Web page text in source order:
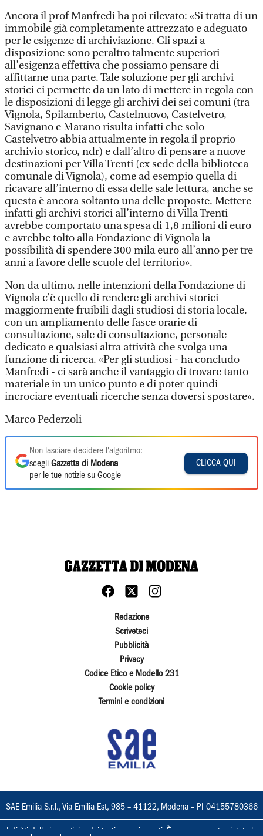
Ancora il prof Manfredi ha poi rilevato: «Si tratta di un
immobile già completamente attrezzato e adeguato
per le esigenze di archiviazione. Gli spazi a
disposizione sono peraltro talmente superiori
all’esigenza effettiva che possiamo pensare di
affittarne una parte. Tale soluzione per gli archivi
storici ci permette da un lato di mettere in regola con
le disposizioni di legge gli archivi dei sei comuni (tra
Vignola, Spilamberto, Castelnuovo, Castelvetro,
Savignano e Marano risulta infatti che solo
Castelvetro abbia attualmente in regola il proprio
archivio storico, ndr) e dall’altro di pensare a nuove
destinazioni per Villa Trenti (ex sede della biblioteca
comunale di Vignola), come ad esempio quella di
ricavare all’interno di essa delle sale lettura, anche se
questa è ancora soltanto una delle proposte. Mettere
infatti gli archivi storici all’interno di Villa Trenti
avrebbe comportato una spesa di 1,8 milioni di euro
e avrebbe tolto alla Fondazione di Vignola la
possibilità di spendere 300 mila euro all’anno per tre
anni a favore delle scuole del territorio».
Non da ultimo, nelle intenzioni della Fondazione di
Vignola c’è quello di rendere gli archivi storici
maggiormente fruibili dagli studiosi di storia locale,
con un ampliamento delle fasce orarie di
consultazione, sale di consultazione, personale
dedicato e qualsiasi altra attività che svolga una
funzione di ricerca. «Per gli studiosi - ha concludo
Manfredi - ci sarà anche il vantaggio di trovare tanto
materiale in un unico punto e di poter quindi
incrociare eventuali ricerche senza doversi spostare».
Marco Pederzoli
Non lasciare decidere l'algoritmo:
scegli Gazzetta di Modena
per le tue notizie su Google
CLICCA QUI
Redazione
Scriveteci
Pubblicità
Privacy
Codice Etico e Modello 231
Cookie policy
Termini e condizioni
SAE Emilia S.r.l., Via Emilia Est, 985 – 41122, Modena – PI 04155780366
I diritti delle immagini e dei testi sono riservati. È espressamente vietata la